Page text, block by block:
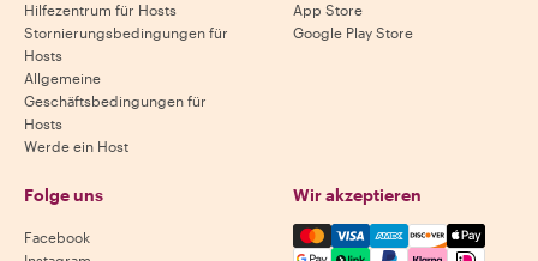
Hilfezentrum für Hosts
Stornierungsbedingungen für
Hosts
Allgemeine
Geschäftsbedingungen für
Hosts
Werde ein Host
App Store
Google Play Store
Folge uns
Facebook
Wir akzeptieren
Mastercard, Visa, Amex,